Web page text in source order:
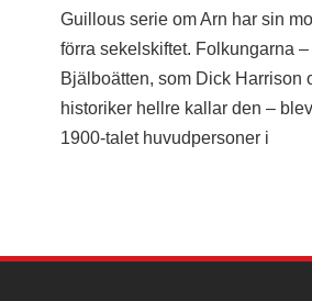
Guillous serie om Arn har sin
förra sekelskiftet. Folkungarna
Bjälboätten, som Dick Harrison
historiker hellre kallar den –
1900-talet huvudpersoner i